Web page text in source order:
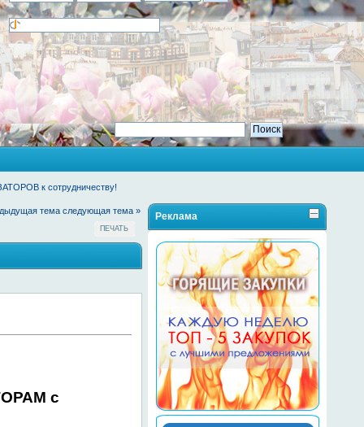
к сотрудничеству!
тема следующая тема »
ПЕЧАТЬ
с
Реклама